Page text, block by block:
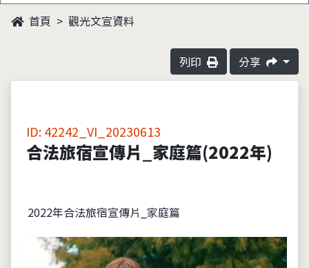
首頁 觀光文宣資料
列印 分享
ID: 42242_VI_20230613
合法旅宿宣傳片_家庭篇(2022年)
2022年合法旅宿宣傳片_家庭篇